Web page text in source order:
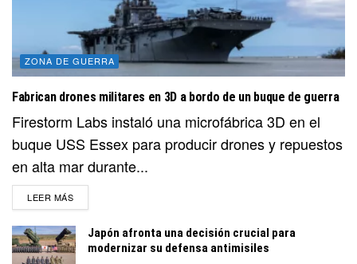
ZONA DE GUERRA
Fabrican drones militares en 3D a bordo de un buque de guerra
Firestorm Labs instaló una microfábrica 3D en el
buque USS Essex para producir drones y repuestos
en alta mar durante...
LEER MÁSDETAILS
Japón afronta una decisión crucial para
modernizar su defensa antimisiles